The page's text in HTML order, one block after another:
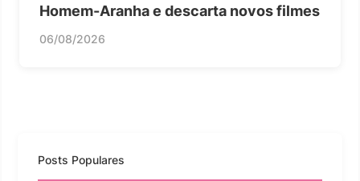
Homem-Aranha e descarta novos filmes
06/08/2026
Posts Populares